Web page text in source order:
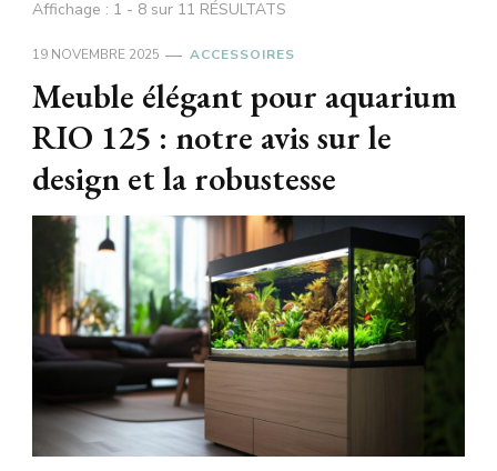
Affichage : 1 - 8 sur 11 RÉSULTATS
19 NOVEMBRE 2025 ACCESSOIRES
Meuble élégant pour aquarium
RIO 125 : notre avis sur le
design et la robustesse